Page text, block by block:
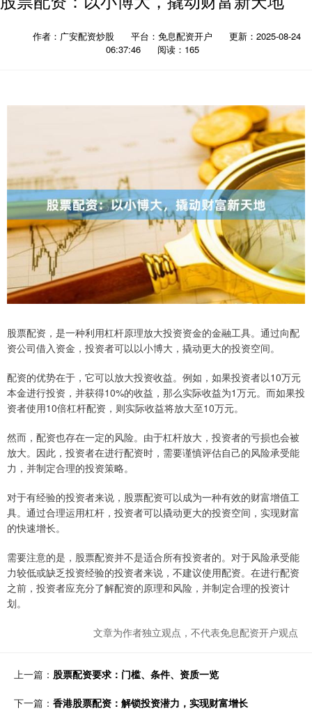
作者：广安配资炒股 平台：免息配资开户
更新：2025-08-24
06:37:46
阅读：165
股票配资，是一种利用杠杆原理放大投资资金的金融工具。通过向配
资公司借入资金，投资者可以以小博大，撬动更大的投资空间。
配资的优势在于，它可以放大投资收益。例如，如果投资者以10万元
本金进行投资，并获得10%的收益，那么实际收益为1万元。而如果投
资者使用10倍杠杆配资，则实际收益将放大至10万元。
然而，配资也存在一定的风险。由于杠杆放大，投资者的亏损也会被
放大。因此，投资者在进行配资时，需要谨慎评估自己的风险承受能
力，并制定合理的投资策略。
对于有经验的投资者来说，股票配资可以成为一种有效的财富增值工
具。通过合理运用杠杆，投资者可以撬动更大的投资空间，实现财富
的快速增长。
需要注意的是，股票配资并不是适合所有投资者的。对于风险承受能
力较低或缺乏投资经验的投资者来说，不建议使用配资。在进行配资
之前，投资者应充分了解配资的原理和风险，并制定合理的投资计
划。
文章为作者独立观点，不代表免息配资开户观点
上一篇： 股票配资要求：门槛、条件、资质一览
下一篇： 香港股票配资：解锁投资潜力，实现财富增长